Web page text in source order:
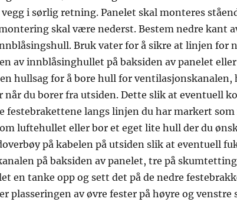
i sørlig retning. Panelet skal monteres
skal være nederst. Bestem nedre kant
Bruk vater for å sikre at linjen for
av innblåsinghullet på baksiden av panelet eller
hullsag for å bore hull for ventilasjonskanalen,
når du borer fra utsiden. Dette slik at eventuell
festebrakettene langs linjen du har markert
luftehullet eller bor et eget lite hull der du
på kabelen på utsiden slik at eventuell
på baksiden av panelet, tre på
en tanke opp og sett det på de nedre
plasseringen av øvre fester på høyre og venstre